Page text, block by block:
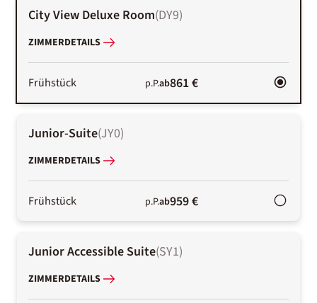
City View Deluxe Room(DY9)
ZIMMERDETAILS
Frühstück p.P.ab861 €
Junior-Suite(JY0)
ZIMMERDETAILS
Frühstück p.P.ab959 €
Junior Accessible Suite(SY1)
ZIMMERDETAILS